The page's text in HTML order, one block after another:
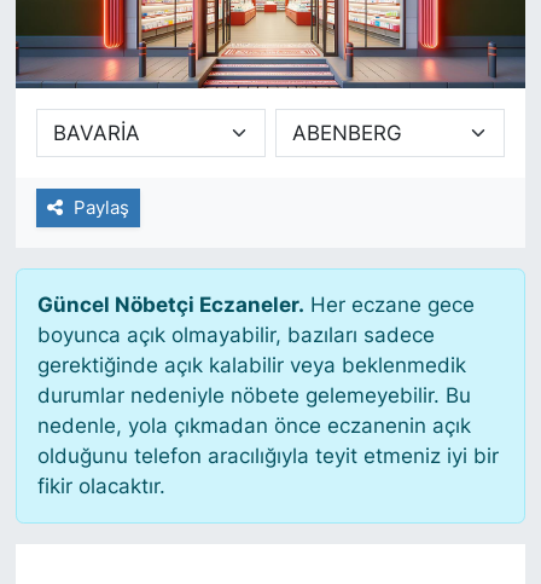
Paylaş
Güncel Nöbetçi Eczaneler. Her eczane gece
boyunca açık olmayabilir, bazıları sadece
gerektiğinde açık kalabilir veya beklenmedik
durumlar nedeniyle nöbete gelemeyebilir. Bu
nedenle, yola çıkmadan önce eczanenin açık
olduğunu telefon aracılığıyla teyit etmeniz iyi bir
fikir olacaktır.
SİYASET
SAĞLIK